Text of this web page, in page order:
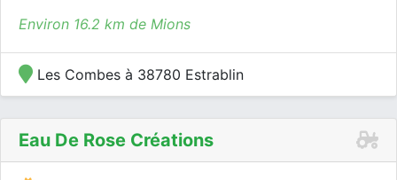
Environ 16.2 km de Mions
Les Combes à 38780 Estrablin
Eau De Rose Créations